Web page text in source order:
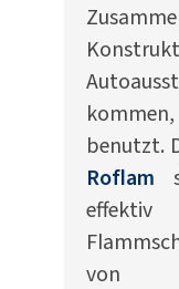
benutzt.
Roflam
von